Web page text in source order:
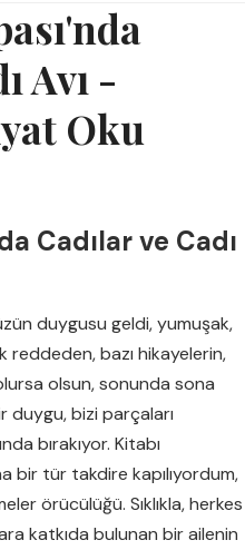
Avı -
Oku
Cadılar ve Cadı
duygusu geldi, yumuşak,
bazı hikayelerin,
olsun, sonunda sona
duygu, bizi parçaları
bırakıyor. Kitabı
bir tür takdire kapılıyordum,
örücülüğü. Sıklıkla, herkes
katkıda bulunan bir ailenin